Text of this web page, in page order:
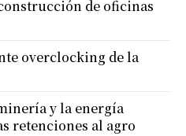
de oficinas
overclocking de la
y la energía
retenciones al agro